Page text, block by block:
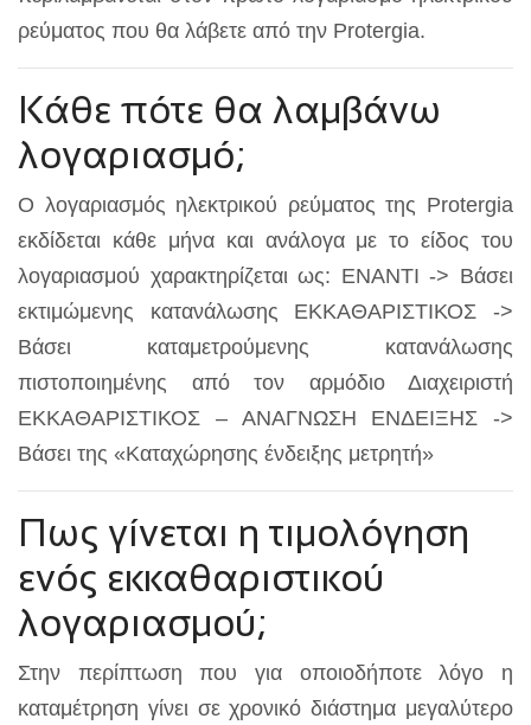
ρεύματος που θα λάβετε από την Protergia.
Κάθε πότε θα λαμβάνω
λογαριασμό;
Ο λογαριασμός ηλεκτρικού ρεύματος της Protergia
εκδίδεται κάθε μήνα και ανάλογα με το είδος του
λογαριασμού χαρακτηρίζεται ως: ΕΝΑΝΤΙ -> Βάσει
εκτιμώμενης κατανάλωσης ΕΚΚΑΘΑΡΙΣΤΙΚΟΣ ->
Βάσει καταμετρούμενης κατανάλωσης
πιστοποιημένης από τον αρμόδιο Διαχειριστή
ΕΚΚΑΘΑΡΙΣΤΙΚΟΣ – ΑΝΑΓΝΩΣΗ ΕΝΔΕΙΞΗΣ ->
Βάσει της «Καταχώρησης ένδειξης μετρητή»
Πως γίνεται η τιμολόγηση
ενός εκκαθαριστικού
λογαριασμού;
Στην περίπτωση που για οποιοδήποτε λόγο η
καταμέτρηση γίνει σε χρονικό διάστημα μεγαλύτερο